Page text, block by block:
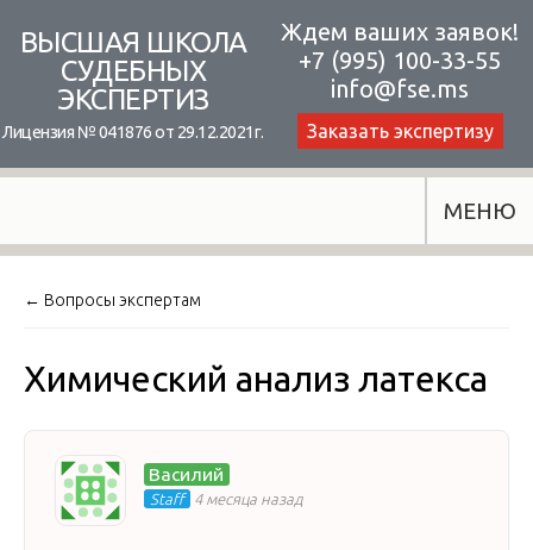
content
ВЫСШАЯ ШКОЛА
СУДЕБНЫХ
ЭКСПЕРТИЗ
Лицензия № 041876 от 29.12.2021г.
Ждем ваших заявок!
+7 (995) 100-33-55
info@fse.ms
Заказать экспертизу
МЕНЮ
← Вопросы экспертам
Химический анализ латекса
Василий
Staff 4 месяца назад